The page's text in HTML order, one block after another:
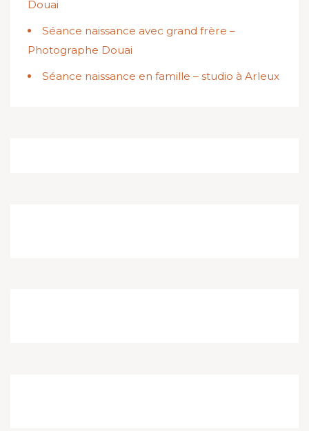
Douai
Séance naissance avec grand frère –
Photographe Douai
Séance naissance en famille – studio à Arleux